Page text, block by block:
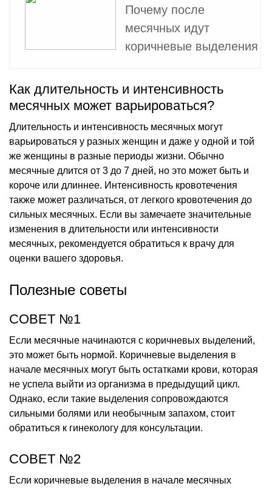
Почему после
месячных идут
коричневые выделения
Как длительность и интенсивность
месячных может варьироваться?
Длительность и интенсивность месячных могут
варьироваться у разных женщин и даже у одной и той
же женщины в разные периоды жизни. Обычно
месячные длится от 3 до 7 дней, но это может быть и
короче или длиннее. Интенсивность кровотечения
также может различаться, от легкого кровотечения до
сильных месячных. Если вы замечаете значительные
изменения в длительности или интенсивности
месячных, рекомендуется обратиться к врачу для
оценки вашего здоровья.
Полезные советы
СОВЕТ №1
Если месячные начинаются с коричневых выделений,
это может быть нормой. Коричневые выделения в
начале месячных могут быть остатками крови, которая
не успела выйти из организма в предыдущий цикл.
Однако, если такие выделения сопровождаются
сильными болями или необычным запахом, стоит
обратиться к гинекологу для консультации.
СОВЕТ №2
Если коричневые выделения в начале месячных